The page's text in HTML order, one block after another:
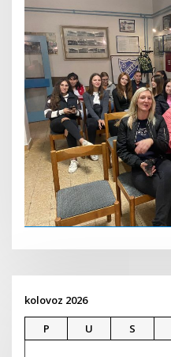
kolovoz 2026
P
U S